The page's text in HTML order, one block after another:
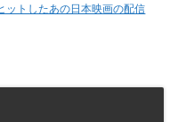
ットしたあの日本映画の配信